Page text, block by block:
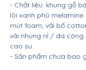
- Chất liệu: khung gỗ
lõi xanh phủ
mút foam, vải bố
vải nhung nỉ / da công
cao su.
- Sản phẩm chưa bao